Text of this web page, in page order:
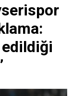
edildiği